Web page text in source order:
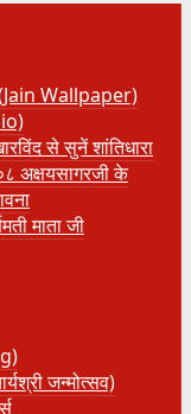
(Jain Wallpaper)
से सुनें शांतिधारा
अक्षयसागरजी के
माता जी
जन्मोत्सव)